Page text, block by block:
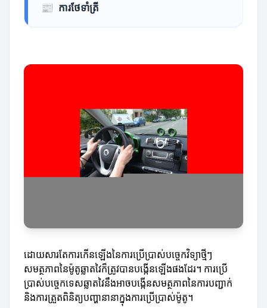
📰 ការថែទាំត្រី
ដោយសារតែការកើនឡើងនៃការប្រើប្រាស់បច្ចេកវិទ្យាថ្មីៗ
សមត្ថភាពនៃម៉ូតូឆ្លាតវៃក៏ត្រូវបានបង្កើនឡើងផងដែរ។ ការប្រើ
ប្រាស់បច្ចេកទេសឆ្លាតវៃនឹងអាចបង្កើនសមត្ថភាពនៃការបញ្ជាក់
និងការត្រួតពិនិត្យបញ្ហានានាក្នុងការប្រើប្រាស់ម៉ូតូ។